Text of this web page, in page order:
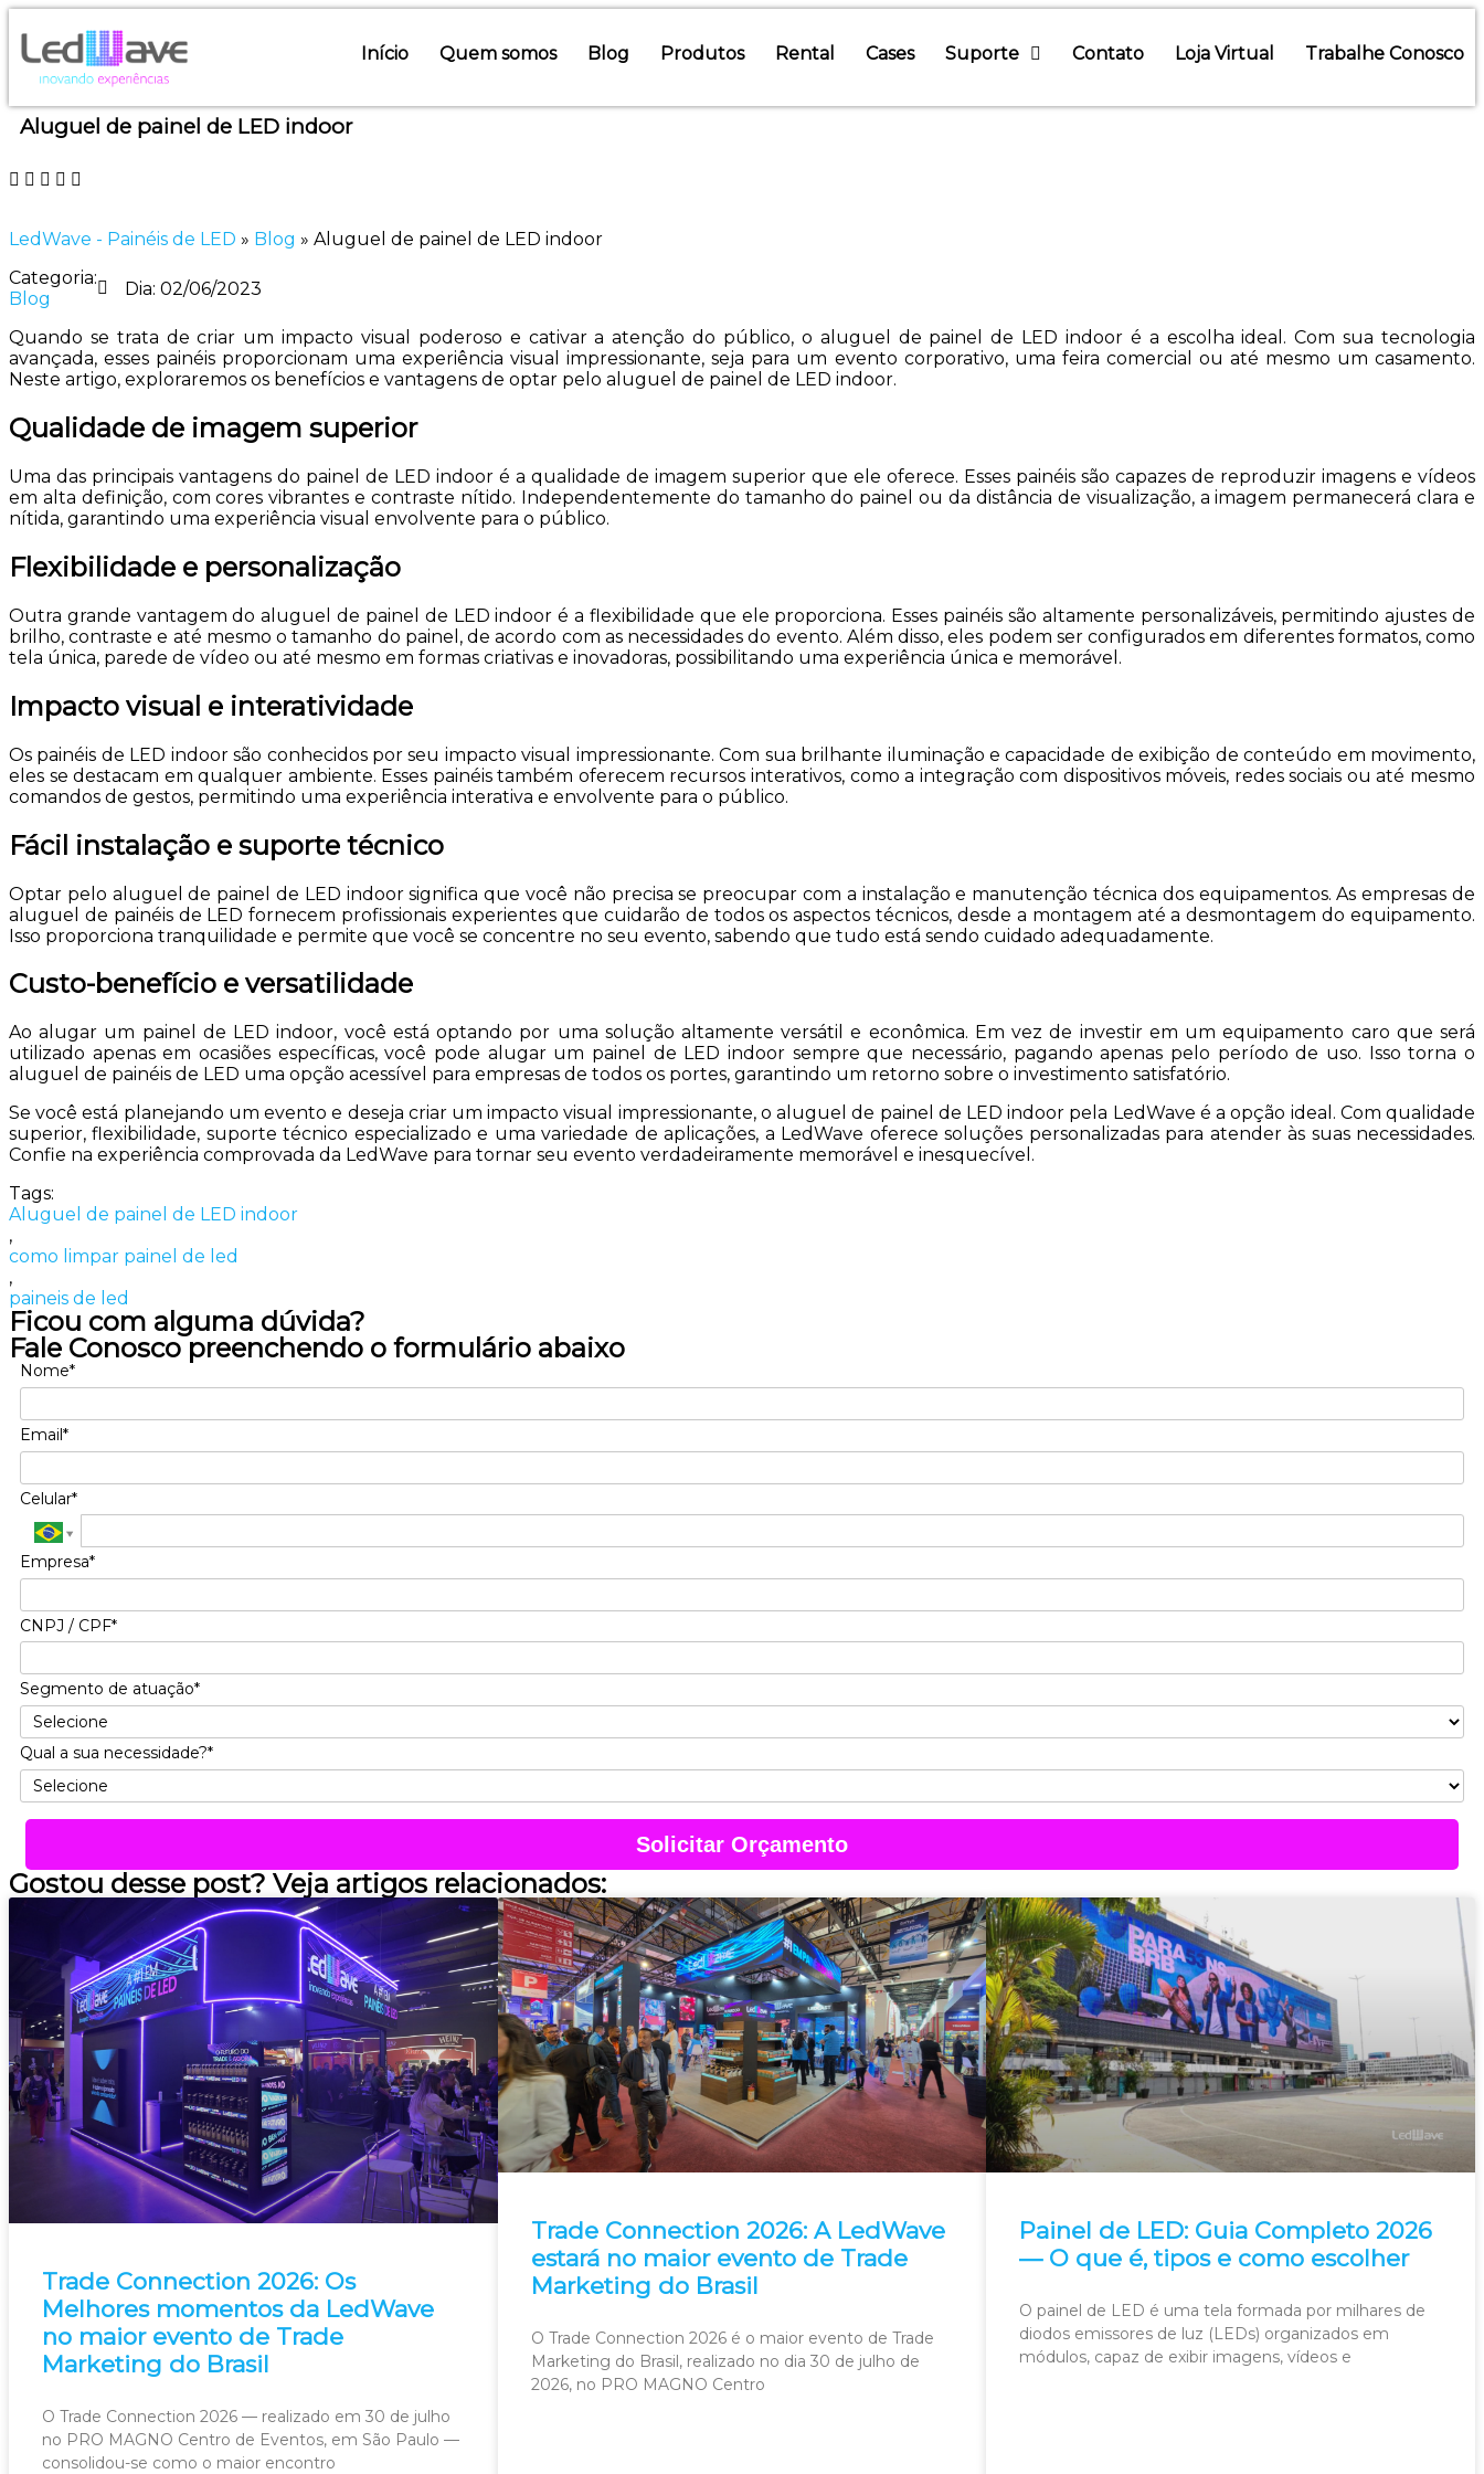
Início Quem somos Blog Produtos Rental Cases Suporte Contato Loja Virtual Trabalhe Conosco
Aluguel de painel de LED indoor
LedWave - Painéis de LED » Blog » Aluguel de painel de LED indoor
Categoria:
Blog
Dia: 02/06/2023
Quando se trata de criar um impacto visual poderoso e cativar a atenção do público, o aluguel de painel de LED indoor é a escolha ideal. Com sua tecnologia
avançada, esses painéis proporcionam uma experiência visual impressionante, seja para um evento corporativo, uma feira comercial ou até mesmo um casamento.
Neste artigo, exploraremos os benefícios e vantagens de optar pelo aluguel de painel de LED indoor.
Qualidade de imagem superior
Uma das principais vantagens do painel de LED indoor é a qualidade de imagem superior que ele oferece. Esses painéis são capazes de reproduzir imagens e vídeos
em alta definição, com cores vibrantes e contraste nítido. Independentemente do tamanho do painel ou da distância de visualização, a imagem permanecerá clara e
nítida, garantindo uma experiência visual envolvente para o público.
Flexibilidade e personalização
Outra grande vantagem do aluguel de painel de LED indoor é a flexibilidade que ele proporciona. Esses painéis são altamente personalizáveis, permitindo ajustes de
brilho, contraste e até mesmo o tamanho do painel, de acordo com as necessidades do evento. Além disso, eles podem ser configurados em diferentes formatos, como
tela única, parede de vídeo ou até mesmo em formas criativas e inovadoras, possibilitando uma experiência única e memorável.
Impacto visual e interatividade
Os painéis de LED indoor são conhecidos por seu impacto visual impressionante. Com sua brilhante iluminação e capacidade de exibição de conteúdo em movimento,
eles se destacam em qualquer ambiente. Esses painéis também oferecem recursos interativos, como a integração com dispositivos móveis, redes sociais ou até mesmo
comandos de gestos, permitindo uma experiência interativa e envolvente para o público.
Fácil instalação e suporte técnico
Optar pelo aluguel de painel de LED indoor significa que você não precisa se preocupar com a instalação e manutenção técnica dos equipamentos. As empresas de
aluguel de painéis de LED fornecem profissionais experientes que cuidarão de todos os aspectos técnicos, desde a montagem até a desmontagem do equipamento.
Isso proporciona tranquilidade e permite que você se concentre no seu evento, sabendo que tudo está sendo cuidado adequadamente.
Custo-benefício e versatilidade
Ao alugar um painel de LED indoor, você está optando por uma solução altamente versátil e econômica. Em vez de investir em um equipamento caro que será
utilizado apenas em ocasiões específicas, você pode alugar um painel de LED indoor sempre que necessário, pagando apenas pelo período de uso. Isso torna o
aluguel de painéis de LED uma opção acessível para empresas de todos os portes, garantindo um retorno sobre o investimento satisfatório.
Se você está planejando um evento e deseja criar um impacto visual impressionante, o aluguel de painel de LED indoor pela LedWave é a opção ideal. Com qualidade
superior, flexibilidade, suporte técnico especializado e uma variedade de aplicações, a LedWave oferece soluções personalizadas para atender às suas necessidades.
Confie na experiência comprovada da LedWave para tornar seu evento verdadeiramente memorável e inesquecível.
Tags:
Aluguel de painel de LED indoor
,
como limpar painel de led
,
paineis de led
Ficou com alguma dúvida?
Fale Conosco preenchendo o formulário abaixo
Nome*
Email*
Celular*
Empresa*
CNPJ / CPF*
Segmento de atuação*
Qual a sua necessidade?*
Solicitar Orçamento
Gostou desse post? Veja artigos relacionados:
Trade Connection 2026: Os
Melhores momentos da LedWave
no maior evento de Trade
Marketing do Brasil
O Trade Connection 2026 — realizado em 30 de julho
no PRO MAGNO Centro de Eventos, em São Paulo —
consolidou-se como o maior encontro
Trade Connection 2026: A LedWave
estará no maior evento de Trade
Marketing do Brasil
O Trade Connection 2026 é o maior evento de Trade
Marketing do Brasil, realizado no dia 30 de julho de
2026, no PRO MAGNO Centro
Painel de LED: Guia Completo 2026
— O que é, tipos e como escolher
O painel de LED é uma tela formada por milhares de
diodos emissores de luz (LEDs) organizados em
módulos, capaz de exibir imagens, vídeos e